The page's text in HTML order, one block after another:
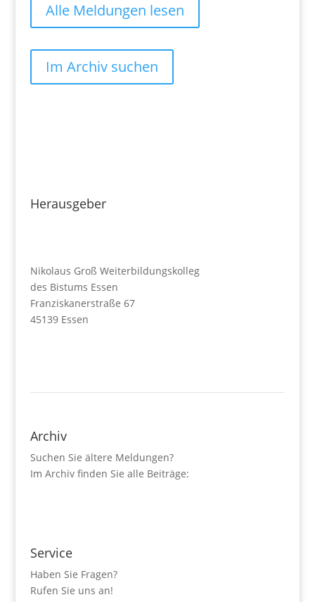
Alle Meldungen lesen
Im Archiv suchen
Herausgeber
Nikolaus Groß Weiterbildungskolleg
des Bistums Essen
Franziskanerstraße 67
45139 Essen
Archiv
Suchen Sie ältere Meldungen?
Im Archiv finden Sie alle Beiträge:
Service
Haben Sie Fragen?
Rufen Sie uns an!